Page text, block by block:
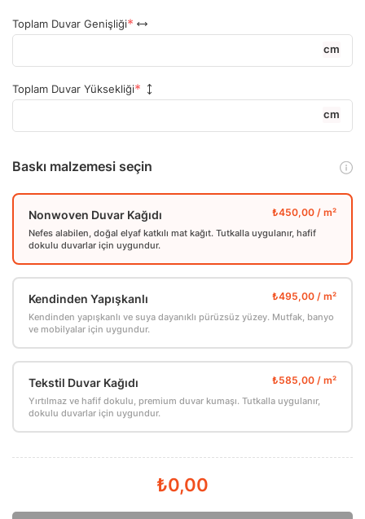
Toplam Duvar Genişliği
cm
Toplam Duvar Yüksekliği
cm
Baskı malzemesi seçin
Nonwoven Duvar Kağıdı
Nefes alabilen, doğal elyaf katkılı mat kağıt. Tutkalla uygulanır, hafif
dokulu duvarlar için uygundur.
Kendinden Yapışkanlı
Kendinden yapışkanlı ve suya dayanıklı pürüzsüz yüzey. Mutfak, banyo
ve mobilyalar için uygundur.
Tekstil Duvar Kağıdı
Yırtılmaz ve hafif dokulu, premium duvar kumaşı. Tutkalla uygulanır,
dokulu duvarlar için uygundur.
₺0,00